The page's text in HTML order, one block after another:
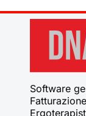
Software